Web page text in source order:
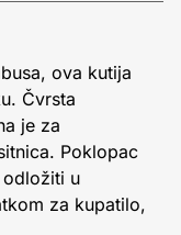
ova kutija
Čvrsta
je za
Poklopac
u
za kupatilo,